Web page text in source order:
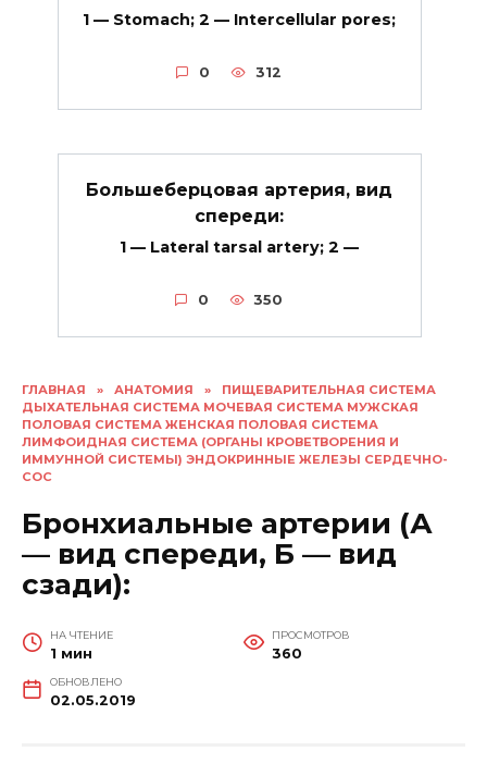
ГЛАВНАЯ » АНАТОМИЯ »
ПИЩЕВАРИТЕЛЬНАЯ СИСТЕМА
ДЫХАТЕЛЬНАЯ СИСТЕМА МОЧЕВАЯ СИСТЕМА МУЖСКАЯ
ПОЛОВАЯ СИСТЕМА ЖЕНСКАЯ ПОЛОВАЯ СИСТЕМА
ЛИМФОИДНАЯ СИСТЕМА (ОРГАНЫ КРОВЕТВОРЕНИЯ И
ИММУННОЙ СИСТЕМЫ) ЭНДОКРИННЫЕ ЖЕЛЕЗЫ СЕРДЕЧНО-
СОС
Бронхиальные артерии (А
— вид спереди, Б — вид
сзади):
НА ЧТЕНИЕ
1 мин
ПРОСМОТРОВ
360
ОБНОВЛЕНО
02.05.2019
1 — Stomach; 2 — Intercellular pores;
0 312
Большеберцовая артерия, вид
спереди:
1 — Lateral tarsal artery; 2 —
0 350